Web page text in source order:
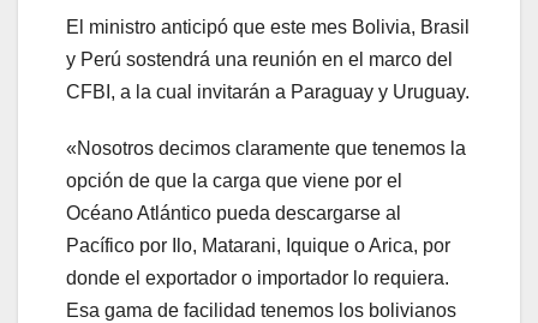
El ministro anticipó que este mes Bolivia, Brasil
y Perú sostendrá una reunión en el marco del
CFBI, a la cual invitarán a Paraguay y Uruguay.
«Nosotros decimos claramente que tenemos la
opción de que la carga que viene por el
Océano Atlántico pueda descargarse al
Pacífico por Ilo, Matarani, Iquique o Arica, por
donde el exportador o importador lo requiera.
Esa gama de facilidad tenemos los bolivianos